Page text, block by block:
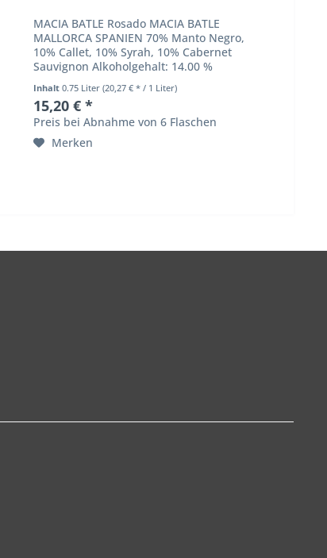
MACIA BATLE Rosado MACIA BATLE
MALLORCA SPANIEN 70% Manto Negro,
10% Callet, 10% Syrah, 10% Cabernet
Sauvignon Alkoholgehalt: 14.00 %
Kräftiges Rosé mit rubinen Reflexen,
duftig, klar und frisch...
Inhalt0.75 Liter(20,27 € * / 1 Liter)
15,20 € *
Preis bei Abnahme von 6 Flaschen
Merken